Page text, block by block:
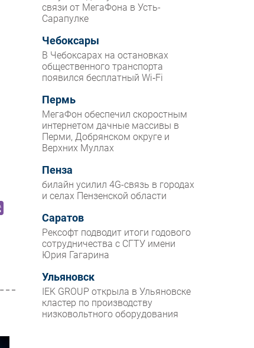
связи от МегаФона в Усть-
Сарапулке
Чебоксары
В Чебоксарах на остановках
общественного транспорта
появился бесплатный Wi‑Fi
Пермь
МегаФон обеспечил скоростным
интернетом дачные массивы в
Перми, Добрянском округе и
Верхних Муллах
Пенза
билайн усилил 4G-связь в городах
и селах Пензенской области
Саратов
Рексофт подводит итоги годового
сотрудничества с СГТУ имени
Юрия Гагарина
Ульяновск
IEK GROUP открыла в Ульяновске
кластер по производству
низковольтного оборудования